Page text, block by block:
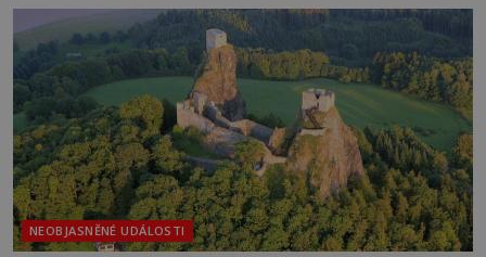
následovat. Vstupujeme na pláž Dumas ve městě
Surat. Gu
NEOBJASNĚNÉ UDÁLOSTI